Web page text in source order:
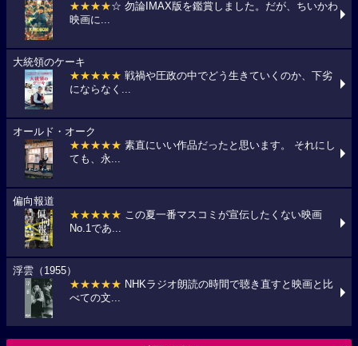
★★★★☆ 勿論IMAX版を鑑賞しました。だが、ちいかわ
映画に...
大統領のケーキ
★★★★★ 戦禍や圧政の中でどう生きていくのか、下劣
にならなく...
オールド・オーク
★★★★★ 素直にいい作品だったと思います。 それにし
ても、永...
偏向報道
★★★★★ この夏一番マスコミが宣伝したくない映画
No.1であ...
浮雲（1955）
★★★★★ NHKラジオ朗読の時間で聴き直すと映画と比
べての文...